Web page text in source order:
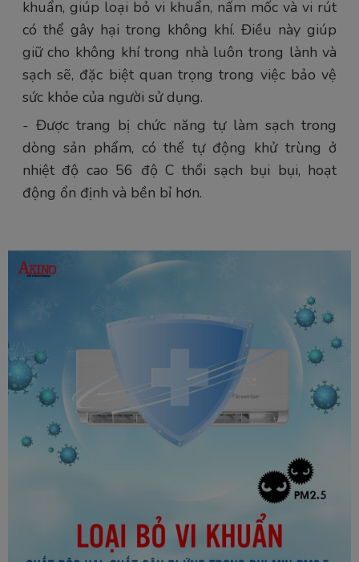
khuẩn, giúp loại bỏ vi khuẩn, nấm mốc và vi rút
có thể gây hại trong không khí. Điều này giúp
giữ cho không khí trong nhà luôn trong lành và
sạch sẽ, đặc biệt quan trọng trong việc bảo vệ
sức khỏe của người sử dụng.
- Được trang bị chức năng tự làm sạch trong
dòng sản phẩm, có thể tự động khử trùng ở
nhiệt độ cao 56 độ C thổi sạch bụi bụi, hoạt
động ổn định và bền bỉ hơn.